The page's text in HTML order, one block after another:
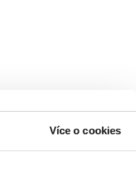
Více o cookies